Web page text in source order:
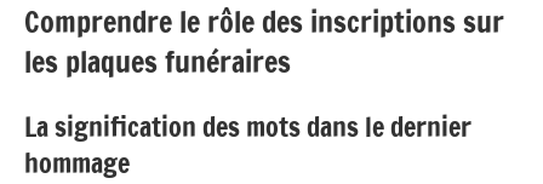
Comprendre le rôle des inscriptions sur
les plaques funéraires
La signification des mots dans le dernier
hommage